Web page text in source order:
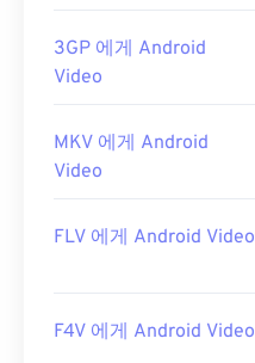
3GP 에게 Android
Video
MKV 에게 Android
Video
FLV 에게 Android Video
F4V 에게 Android Video